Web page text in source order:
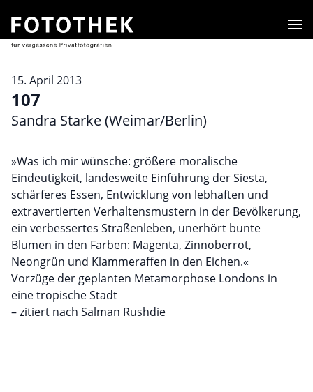
15. April 2013
107
Sandra Starke (Weimar/Berlin)
»Was ich mir wünsche: größere moralische
Eindeutigkeit, landesweite Einführung der Siesta,
schärferes Essen, Entwicklung von lebhaften und
extravertierten Verhaltensmustern in der Bevölkerung,
ein verbessertes Straßenleben, unerhört bunte
Blumen in den Farben: Magenta, Zinnoberrot,
Neongrün und Klammeraffen in den Eichen.«
Vorzüge der geplanten Metamorphose Londons in
eine tropische Stadt
– zitiert nach Salman Rushdie